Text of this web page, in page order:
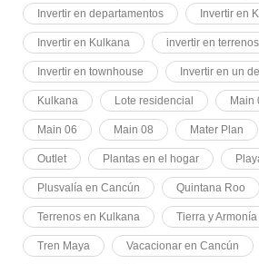
Invertir en departamentos Invertir en
Invertir en Kulkana invertir en terrenos
Invertir en townhouse Invertir en un
Kulkana Lote residencial Main
Main 06 Main 08 Mater Plan
Outlet Plantas en el hogar
Plusvalía en Cancún Quintana Roo
Terrenos en Kulkana Tierra y Armonía
Tren Maya Vacacionar en Cancún